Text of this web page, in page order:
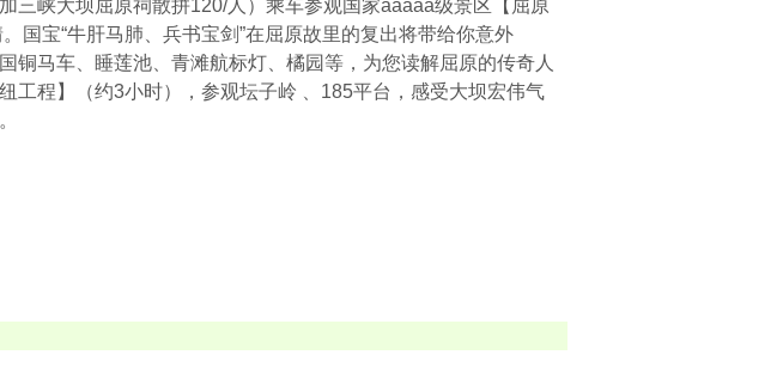
三峡大坝屈原祠散拼120/人）乘车参观国家aaaaa级景区【屈原
国宝“牛肝马肺、兵书宝剑”在屈原故里的复出将带给你意外
铜马车、睡莲池、青滩航标灯、橘园等，为您读解屈原的传奇人
工程】（约3小时），参观坛子岭 、185平台，感受大坝宏伟气